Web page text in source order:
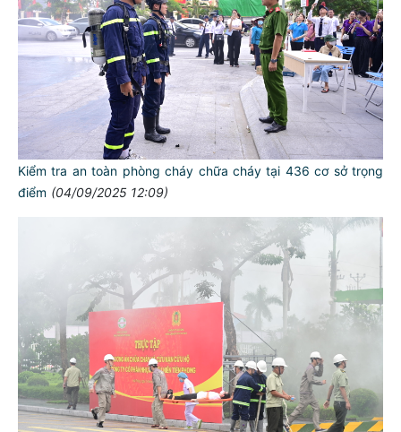
Kiểm tra an toàn phòng cháy chữa cháy tại 436 cơ sở trọng
điểm (04/09/2025 12:09)
TƯ CÁCH
NGƯỜI CÔNG AN CÁCH MỆNH LÀ:
Đối với tự mình, phải
CẦN, KIỆM, LIÊM, CHÍNH
Đối với đồng sự, phải
THÂN ÁI GIÚP ĐỠ